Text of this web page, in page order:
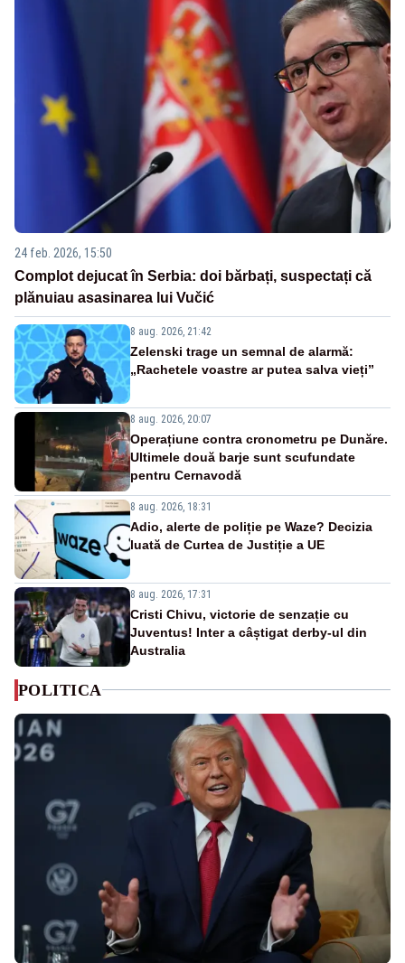
24 feb. 2026, 15:50
Complot dejucat în Serbia: doi bărbați, suspectați că
plănuiau asasinarea lui Vučić
8 aug. 2026, 21:42
Zelenski trage un semnal de alarmă:
„Rachetele voastre ar putea salva vieți”
8 aug. 2026, 20:07
Operațiune contra cronometru pe Dunăre.
Ultimele două barje sunt scufundate
pentru Cernavodă
8 aug. 2026, 18:31
Adio, alerte de poliție pe Waze? Decizia
luată de Curtea de Justiție a UE
8 aug. 2026, 17:31
Cristi Chivu, victorie de senzație cu
Juventus! Inter a câștigat derby-ul din
Australia
POLITICA